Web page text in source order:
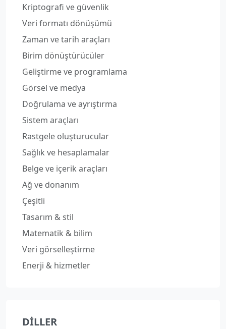
Kriptografi ve güvenlik
Veri formatı dönüşümü
Zaman ve tarih araçları
Birim dönüştürücüler
Geliştirme ve programlama
Görsel ve medya
Doğrulama ve ayrıştırma
Sistem araçları
Rastgele oluşturucular
Sağlık ve hesaplamalar
Belge ve içerik araçları
Ağ ve donanım
Çeşitli
Tasarım & stil
Matematik & bilim
Veri görselleştirme
Enerji & hizmetler
DILLER